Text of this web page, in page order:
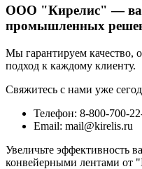
ООО "Кирелис" —
промышленных
Мы гарантируем качество,
подход к каждому клиенту.
Свяжитесь с нами уже
Телефон: 8-800-700-
Email: mail@kirelis.ru
Увеличьте эффективность
конвейерными лентами от